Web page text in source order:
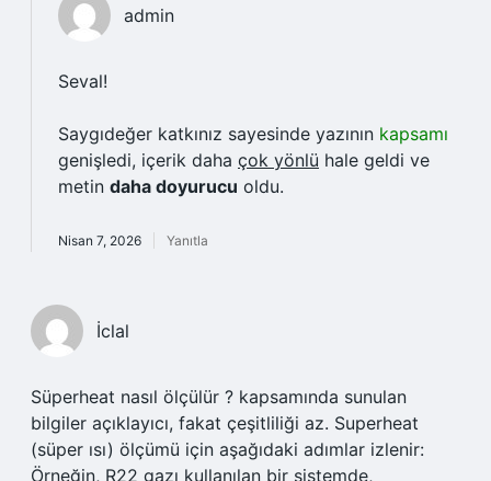
admin
Seval!
Saygıdeğer katkınız sayesinde yazının kapsamı
genişledi, içerik daha çok yönlü hale geldi ve
metin daha doyurucu oldu.
Nisan 7, 2026 Yanıtla
İclal
Süperheat nasıl ölçülür ? kapsamında sunulan
bilgiler açıklayıcı, fakat çeşitliliği az. Superheat
(süper ısı) ölçümü için aşağıdaki adımlar izlenir:
Örneğin, R22 gazı kullanılan bir sistemde,